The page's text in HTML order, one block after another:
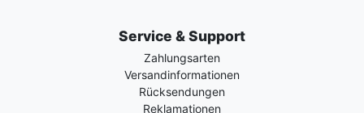
Service & Support
Zahlungsarten
Versandinformationen
Rücksendungen
Reklamationen